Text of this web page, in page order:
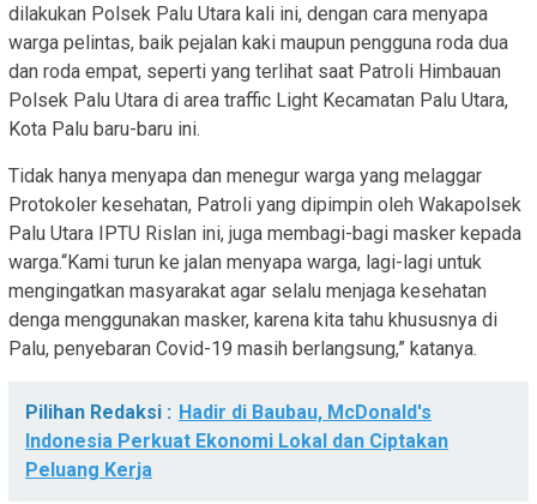
dilakukan Polsek Palu Utara kali ini, dengan cara menyapa
warga pelintas, baik pejalan kaki maupun pengguna roda dua
dan roda empat, seperti yang terlihat saat Patroli Himbauan
Polsek Palu Utara di area traffic Light Kecamatan Palu Utara,
Kota Palu baru-baru ini.
Tidak hanya menyapa dan menegur warga yang melaggar
Protokoler kesehatan, Patroli yang dipimpin oleh Wakapolsek
Palu Utara IPTU Rislan ini, juga membagi-bagi masker kepada
warga.“Kami turun ke jalan menyapa warga, lagi-lagi untuk
mengingatkan masyarakat agar selalu menjaga kesehatan
denga menggunakan masker, karena kita tahu khususnya di
Palu, penyebaran Covid-19 masih berlangsung,” katanya.
Pilihan Redaksi : Hadir di Baubau, McDonald's
Indonesia Perkuat Ekonomi Lokal dan Ciptakan
Peluang Kerja